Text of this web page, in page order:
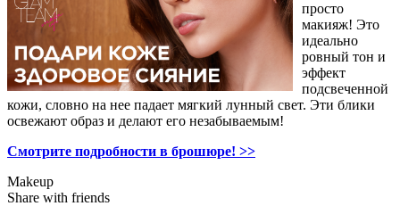
просто
макияж! Это
идеально
ровный тон и
эффект
подсвеченной
кожи, словно на нее падает мягкий лунный свет. Эти блики
освежают образ и делают его незабываемым!
Смотрите подробности в брошюре! >>
Makeup
Share with friends